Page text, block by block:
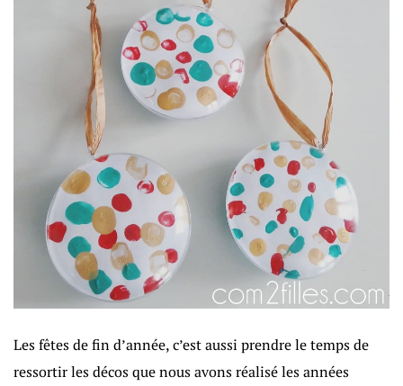
Les fêtes de fin d’année, c’est aussi prendre le temps de
ressortir les décos que nous avons réalisé les années